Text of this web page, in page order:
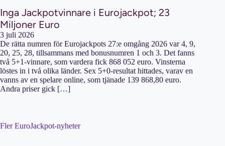
Inga Jackpotvinnare i Eurojackpot; 23
Miljoner Euro
3 juli 2026
De rätta numren för Eurojackpots 27:e omgång 2026 var 4, 9,
20, 25, 28, tillsammans med bonusnumren 1 och 3. Det fanns
två 5+1-vinnare, som vardera fick 868 052 euro. Vinsterna
löstes in i två olika länder. Sex 5+0-resultat hittades, varav en
vanns av en spelare online, som tjänade 139 868,80 euro.
Andra priser gick […]
Fler EuroJackpot-nyheter